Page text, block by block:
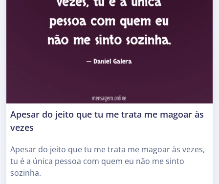
Apesar do jeito que tu me trata me magoar às
vezes
Apesar do jeito que tu me trata me magoar às vezes,
tu é a única pessoa com quem eu não me sinto
sozinha.